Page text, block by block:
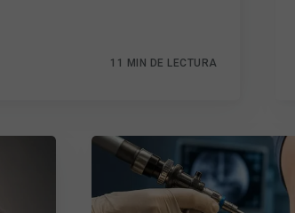
11 MIN DE LECTURA